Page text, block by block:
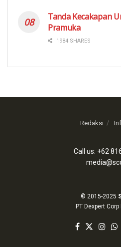
Tanda Kecakapan
Pramuka
1984 SHARES
Redaksi
Call us: +62
© 2015-2025
PT Dexpert